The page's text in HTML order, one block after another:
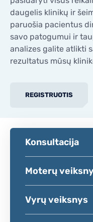
daugelis klinikų ir
paruošia pacientus
savo patogumui ir
analizes galite atlikti
rezultatus mūsų
REGISTRUOTIS
Konsultacija
Moterų
Vyrų veiksnys